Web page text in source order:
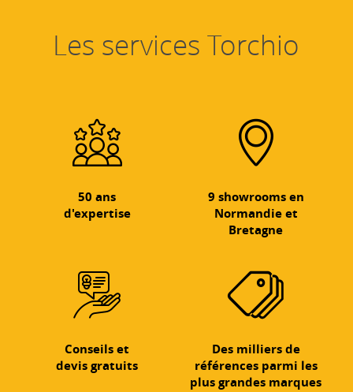
Les services Torchio
50 ans
d'expertise
9 showrooms en
Normandie et
Bretagne
Conseils et
devis gratuits
Des milliers de
références parmi les
plus grandes marques